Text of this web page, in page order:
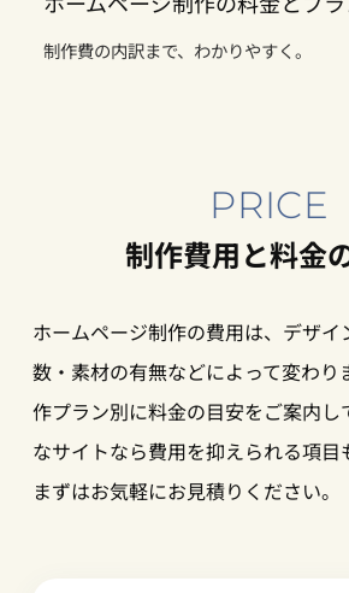
制作費の内訳まで、わかりやすく。
PRICE
制作費用と料金
ホームページ制作の費用は、デザイ
数・素材の有無などによって変わり
作プラン別に料金の目安をご案内し
なサイトなら費用を抑えられる項目
まずはお気軽にお見積りください。